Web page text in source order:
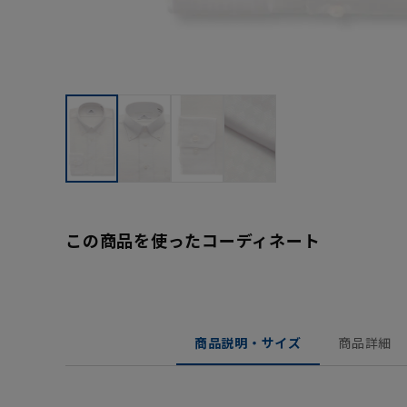
この商品を使ったコーディネート
商品説明・サイズ 商品詳細